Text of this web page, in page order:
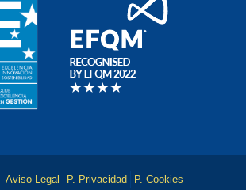
Aviso Legal P. Privacidad P. Cookies